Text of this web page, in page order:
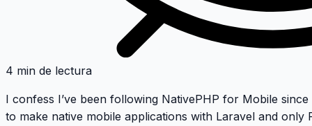
4 min de lectura
I confess I’ve been following NativePHP for Mobile since
to make native mobile applications with Laravel and only